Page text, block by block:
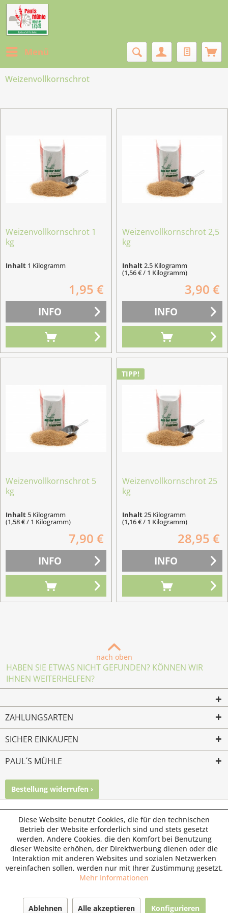
Menü
Weizenvollkornschrot
Weizenvollkornschrot 1
kg
Inhalt 1 Kilogramm
1,95 €
INFO
Weizenvollkornschrot 2,5
kg
Inhalt2.5 Kilogramm
(1,56 € / 1 Kilogramm)
3,90 €
INFO
Weizenvollkornschrot 5
kg
Inhalt5 Kilogramm
(1,58 € / 1 Kilogramm)
7,90 €
INFO
TIPP!
Weizenvollkornschrot 25
kg
Inhalt25 Kilogramm
(1,16 € / 1 Kilogramm)
28,95 €
INFO
nach oben
HABEN SIE ETWAS NICHT GEFUNDEN? KÖNNEN WIR
IHNEN WEITERHELFEN?
ZAHLUNGSARTEN
SICHER EINKAUFEN
PAUL´S MÜHLE
Bestellung widerrufen ›
© Paul's Mühle | Inhaber: Christof Paul e.K. | Westring 2 |
45659 Recklinghausen
Fax: 02361 -28831 | E-Mail: info@pauls-muehle.de
Diese Website benutzt Cookies, die für den technischen
Betrieb der Website erforderlich sind und stets gesetzt
werden. Andere Cookies, die den Komfort bei Benutzung
dieser Website erhöhen, der Direktwerbung dienen oder die
Interaktion mit anderen Websites und sozialen Netzwerken
vereinfachen sollen, werden nur mit Ihrer Zustimmung gesetzt.
Mehr Informationen
Ablehnen Alle akzeptieren Konfigurieren